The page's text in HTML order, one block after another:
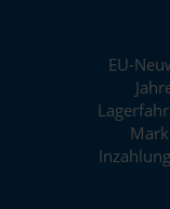
EU-